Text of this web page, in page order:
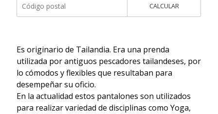
CALCULAR
Es originario de Tailandia. Era una prenda
utilizada por antiguos pescadores tailandeses, por
lo cómodos y flexibles que resultaban para
desempeñar su oficio.
En la actualidad estos pantalones son utilizados
para realizar variedad de disciplinas como Yoga,